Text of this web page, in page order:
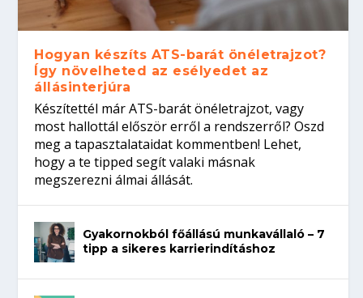
Hogyan készíts ATS-barát önéletrajzot?
Így növelheted az esélyedet az
állásinterjúra
Készítettél már ATS-barát önéletrajzot, vagy
most hallottál először erről a rendszerről? Oszd
meg a tapasztalataidat kommentben! Lehet,
hogy a te tipped segít valaki másnak
megszerezni álmai állását.
Gyakornokból főállású munkavállaló – 7
tipp a sikeres karrierindításhoz